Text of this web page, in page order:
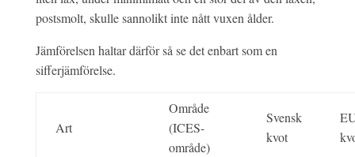
postsmolt, skulle sannolikt inte nått vuxen ålder.
Jämförelsen haltar därför så se det enbart som en
sifferjämförelse.
Art
Område
(ICES-
område)
Svensk
kvot